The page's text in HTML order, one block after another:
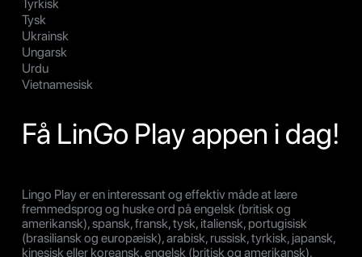
Tyrkisk
Tysk
Ukrainsk
Ungarsk
Urdu
Vietnamesisk
Få LinGo Play appen i dag!
Lingo Play er en interessant og effektiv måde at lære
fremmedsprog og huske ord på engelsk (britisk og
amerikansk), spansk, fransk, tysk, italiensk, portugisisk
(brasiliansk og europæisk), arabisk, russisk, tyrkisk, japansk,
kinesisk eller koreansk, engelsk (britisk og amerikansk),